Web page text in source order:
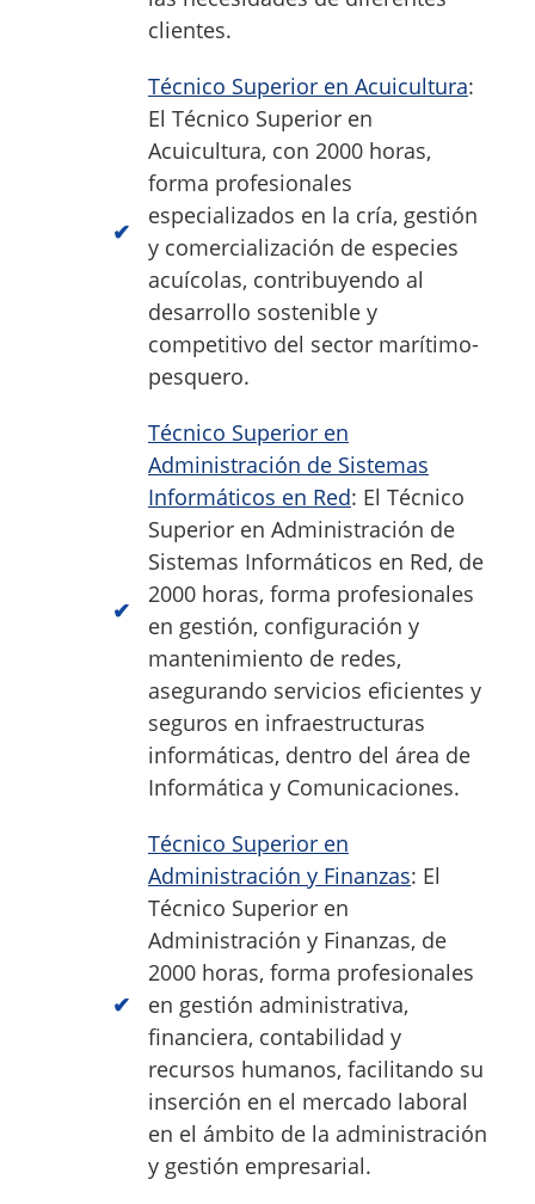
clientes.
Técnico Superior en Acuicultura:
El Técnico Superior en
Acuicultura, con 2000 horas,
forma profesionales
especializados en la cría, gestión
y comercialización de especies
acuícolas, contribuyendo al
desarrollo sostenible y
competitivo del sector marítimo-
pesquero.
Técnico Superior en
Administración de Sistemas
Informáticos en Red: El Técnico
Superior en Administración de
Sistemas Informáticos en Red, de
2000 horas, forma profesionales
en gestión, configuración y
mantenimiento de redes,
asegurando servicios eficientes y
seguros en infraestructuras
informáticas, dentro del área de
Informática y Comunicaciones.
Técnico Superior en
Administración y Finanzas: El
Técnico Superior en
Administración y Finanzas, de
2000 horas, forma profesionales
en gestión administrativa,
financiera, contabilidad y
recursos humanos, facilitando su
inserción en el mercado laboral
en el ámbito de la administración
y gestión empresarial.